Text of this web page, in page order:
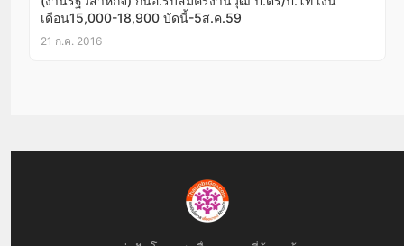
เดือน15,000-18,900 บัดนี้-5ส.ค.59
21 ก.ค. 2016